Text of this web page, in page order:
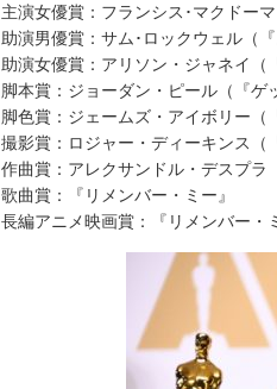
主演女優賞：フランシス･マクドー
助演男優賞：サム･ロックウェル（
助演女優賞：アリソン・ジャネイ
脚本賞：ジョーダン・ピール（『ゲ
脚色賞：ジェームズ・アイボリー（
撮影賞：ロジャー・ディーキンス（
作曲賞：アレクサンドル・デスプラ
歌曲賞：『リメンバー・ミー』
長編アニメ映画賞：『リメンバー・